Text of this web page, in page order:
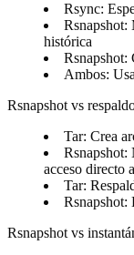
Rsync:
Rsnapshot:
histórica
Rsnapshot:
Ambos:
Rsnapshot vs
Tar: Crea
Rsnapshot:
acceso directo
Tar:
Rsnapshot:
Rsnapshot vs